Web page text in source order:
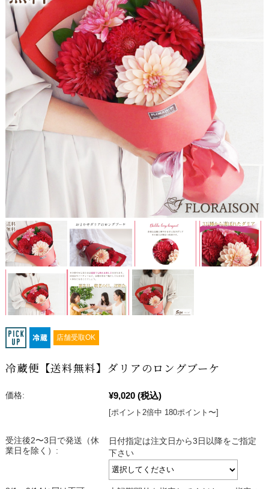
店舗受取OK
冷蔵便【送料無料】ダリアのロングブーケ
価格: ¥9,020 (税込)
[ポイント2倍中 180ポイント〜]
受注後2〜3日で発送（休
業日を除く）:
日付指定は注文日から3日以降をご指定
下さい